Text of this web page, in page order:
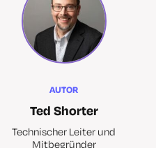
AUTOR
Ted Shorter
Technischer Leiter und
Mitbegründer